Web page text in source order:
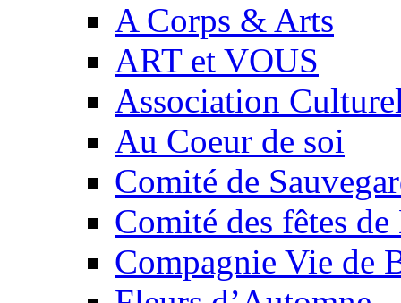
A Corps & Arts
ART et VOUS
Association
Au Coeur de soi
Comité de
Comité des fêtes
Compagnie Vie de